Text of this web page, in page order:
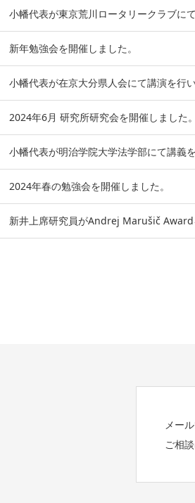
小幡代表が東京荒川ロータリークラブに
新年勉強会を開催しました。
小幡代表が在京大分県人会にて講演を行い
2024年6月 研究所研究会を開催しました。
小幡代表が明治学院大学法学部にて講義
2024年春の勉強会を開催しました。
新井上席研究員がAndrej Marušič Award
メー
ご相